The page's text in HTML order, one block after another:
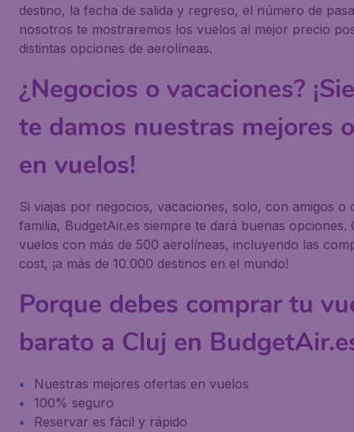
destino, la fecha de salida y regreso, el número de
nosotros te mostraremos los vuelos al mejor precio
distintas opciones de aerolíneas.
¿Negocios o vacaciones?
te damos nuestras mejores
en vuelos!
Si viajas por negocios, vacaciones, solo, con amigos o
familia, BudgetAir.es siempre te dará buenas opciones.
vuelos con más de 500 aerolíneas, incluyendo las
cost, ¡a más de 10.000 destinos en el mundo!
Porque debes comprar tu
barato a Cluj en
Nuestras mejores ofertas en vuelos
100% seguro
Reservar es fácil y rápido